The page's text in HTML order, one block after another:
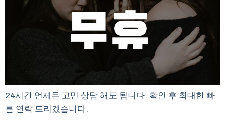
24시간 언제든 고민 상담 해도 됩니다. 확인 후 최대한 빠
른 연락 드리겠습니다.